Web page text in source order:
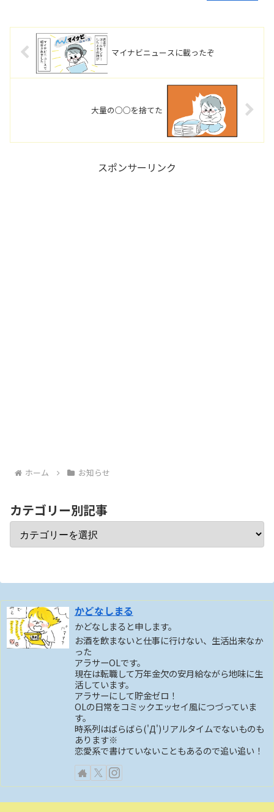
マイナビニュースに載ったぞ
大量の○○を捨てた
スポンサーリンク
ホーム お知らせ
カテゴリー別記事
かどなしまる
かどなしまると申します。
お酒を飲まないと仕事に行けない、生活出来なか
った
アラサーOLです。
現在は転職して万年金欠の安月給ながら地味に生
活しています。
アラサーにして貯金ゼロ！
OLの日常をコミックエッセイ風につづっていま
す。
時系列はばらばら('Д')リアルタイムでないものも
あります※
恋愛系で書けていないこともあるので追い追い！